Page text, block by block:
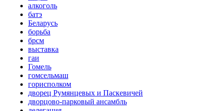
алкоголь
батэ
Беларусь
борьба
брсм
выставка
гаи
Гомель
гомсельмаш
горисполком
дворец Румянцевых и Паскевичей
дворцово-парковый ансамбль